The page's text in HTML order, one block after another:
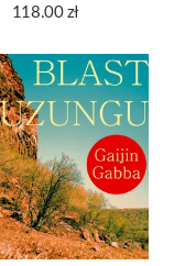
118.00 zł